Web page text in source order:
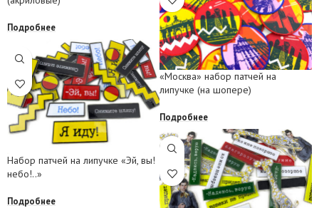
Подробнее
«Москва» набор патчей на
липучке (на шопере)
Подробнее
Набор патчей на липучке «Эй, вы!
небо!..»
Подробнее